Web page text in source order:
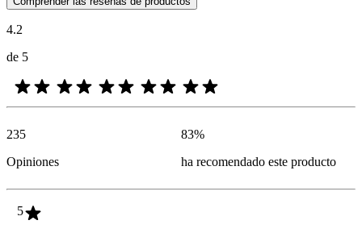
4.2
de 5
235
Opiniones
83%
ha recomendado este producto
5